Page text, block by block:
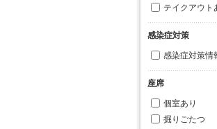
テイクアウト
感染症対策
感染症対策情
座席
個室あり
掘りごたつ